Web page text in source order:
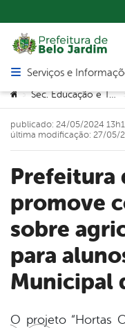
Abrir menu principal
Serviços e
Você está aqui:
> Sec. Educação e Tecnologia
Prefeitura de Belo Jardim
promove
sobre
para
Municipal
publicado: 24/05/2024
última modificação: 27/05/
O projeto “Hortas